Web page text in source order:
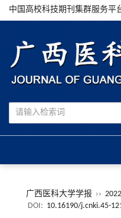
中国高校科技期刊集群服务平
广西医科大学学报 ››
DOI: 10.16190/j.cnki.45-